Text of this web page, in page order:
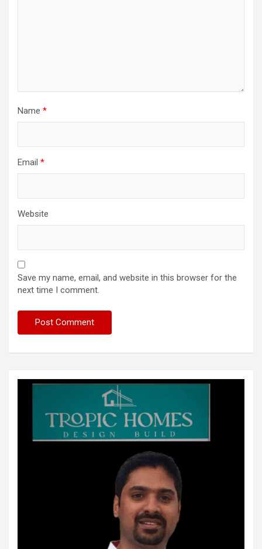
Name *
Email *
Website
Save my name, email, and website in this browser for the
next time I comment.